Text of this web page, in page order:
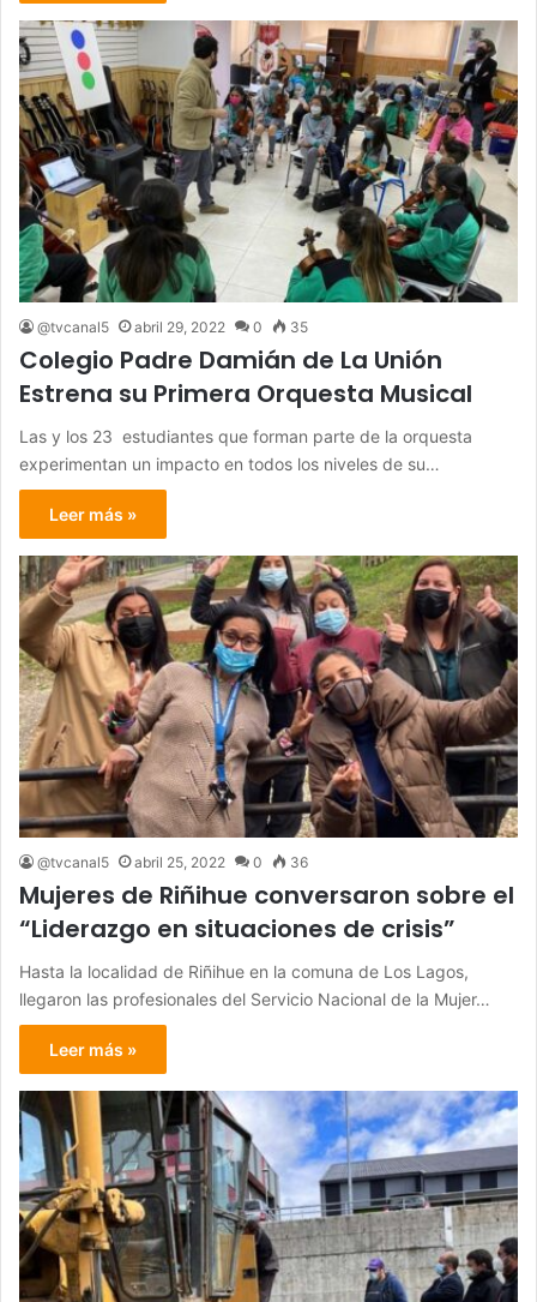
@tvcanal5 abril 29, 2022 0 35
Colegio Padre Damián de La Unión
Estrena su Primera Orquesta Musical
Las y los 23 estudiantes que forman parte de la orquesta
experimentan un impacto en todos los niveles de su…
Leer más »
@tvcanal5 abril 25, 2022 0 36
Mujeres de Riñihue conversaron sobre el
“Liderazgo en situaciones de crisis”
Hasta la localidad de Riñihue en la comuna de Los Lagos,
llegaron las profesionales del Servicio Nacional de la Mujer…
Leer más »